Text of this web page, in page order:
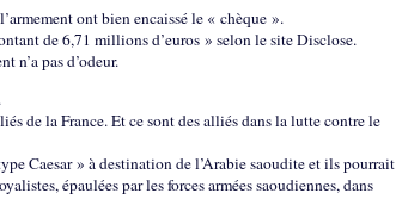
ont bien encaissé le « chèque ».
de 6,71 millions d’euros » selon le site Disclose.
n’a pas d’odeur.
de la France. Et ce sont des alliés dans la lutte contre le
Caesar » à destination de l’Arabie saoudite et ils pourrait
épaulées par les forces armées saoudiennes, dans